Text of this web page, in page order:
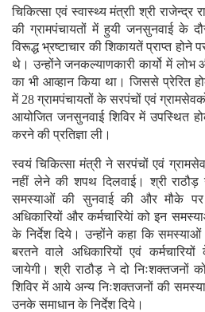
चिकित्सा एवं स्वास्थ्य मंत्राी श्री राजेन्द्र
की ग्रामपंचायतों में हुयी जनसुनवाई के
विरूद्ध भ्रष्टाचार की शिकायतें प्राप्त होने
थे। उन्होंने जनकल्याणकारी कार्यो में लोभ
का भी आव्हान किया था। जिससे प्रेरित
में 28 ग्रामपंचायतों के सरपंचों एवं
आयोजित जनसुनवाई शिविर में उपस्थित
करने की प्रतिज्ञा ली।
स्वयं चिकित्सा मंत्री ने सरपंचों एवं
नहीं लेने की शपथ दिलवाई। श्री राठौड़
समस्याओं की सुनवाई की और मौके पर
अधिकारियों और कर्मचारियेां को इन
के निर्देश दिये। उन्होंने कहा कि समस्याओं
बरतने वाले अधिकारियों एवं
जायेगी। श्री राठौड़ ने दो निःशक्तजनों
शिविर में आये अन्य निःशक्तजनों की
उनके समाधान के निर्देश दिये।